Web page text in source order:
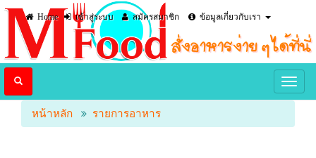
Home เข้าสู่ระบบ สมัครสมาชิก ข้อมูลเกี่ยวกับเรา
หน้าหลัก รายการอาหาร